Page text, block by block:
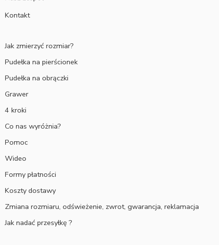
Kontakt
Jak zmierzyć rozmiar?
Pudełka na pierścionek
Pudełka na obrączki
Grawer
4 kroki
Co nas wyróżnia?
Pomoc
Wideo
Formy płatności
Koszty dostawy
Zmiana rozmiaru, odświeżenie, zwrot, gwarancja, reklamacja
Jak nadać przesyłkę ?